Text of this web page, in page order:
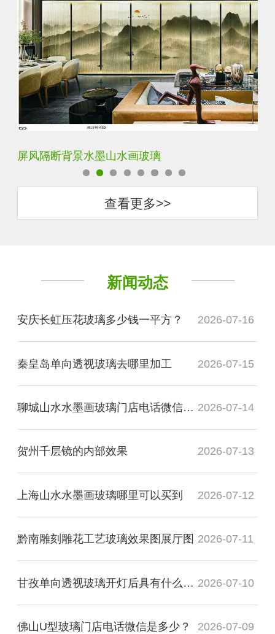
屏风隔断背景水墨山水画玻璃
查看更多>>
新闻动态
安庆长虹压花玻璃多少钱一平方？ 2026-07-16
秦皇岛单向透视玻璃去哪里加工 2026-07-15
聊城山水水墨画玻璃门店电话微信是多少？ 2026-07-14
贺州千层镜的内部效果 2026-07-13
上海山水水墨画玻璃哪里可以买到 2026-07-12
黔南雕刻雕花工艺玻璃效果图展厅图 2026-07-11
甘孜单向透视玻璃开灯后具有什么透视性 2026-07-10
佛山U型玻璃门店电话微信是多少？ 2026-07-09